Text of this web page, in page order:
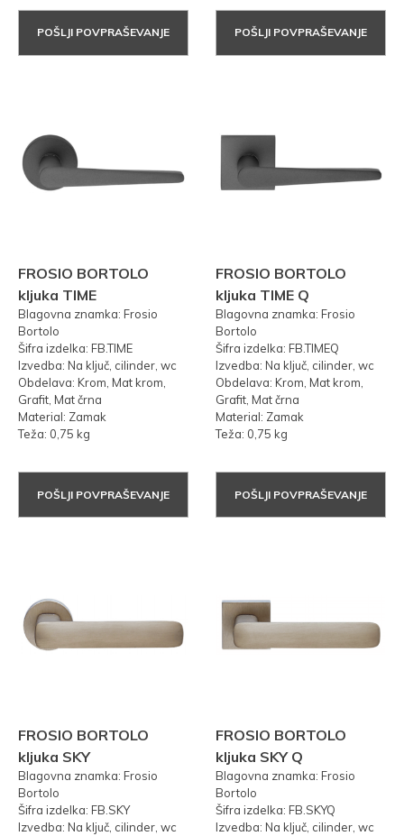
POŠLJI POVPRAŠEVANJE POŠLJI POVPRAŠEVANJE
FROSIO BORTOLO
kljuka TIME
Blagovna znamka: Frosio
Bortolo
Šifra izdelka: FB.TIME
Izvedba: Na ključ, cilinder, wc
Obdelava: Krom, Mat krom,
Grafit, Mat črna
Material: Zamak
Teža: 0,75 kg
POŠLJI POVPRAŠEVANJE
FROSIO BORTOLO
kljuka TIME Q
Blagovna znamka: Frosio
Bortolo
Šifra izdelka: FB.TIMEQ
Izvedba: Na ključ, cilinder, wc
Obdelava: Krom, Mat krom,
Grafit, Mat črna
Material: Zamak
Teža: 0,75 kg
POŠLJI POVPRAŠEVANJE
FROSIO BORTOLO
kljuka SKY
Blagovna znamka: Frosio
Bortolo
Šifra izdelka: FB.SKY
Izvedba: Na ključ, cilinder, wc
FROSIO BORTOLO
kljuka SKY Q
Blagovna znamka: Frosio
Bortolo
Šifra izdelka: FB.SKYQ
Izvedba: Na ključ, cilinder, wc